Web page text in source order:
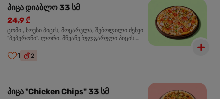
პიცა დიაბლო 33 სმ
24,9 ₾
ცომი , სოუსი პიცის, მოცარელა, შებოლილი ძეხვი
"პეპერონი", ლორი, მწვანე ბულგარული პიცის,
1 2
პიცა "Chicken Chips" 33 სმ